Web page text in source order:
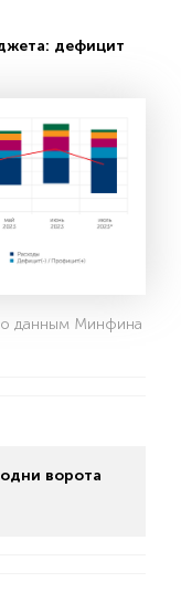
дефицит
данным Минфина
ворота